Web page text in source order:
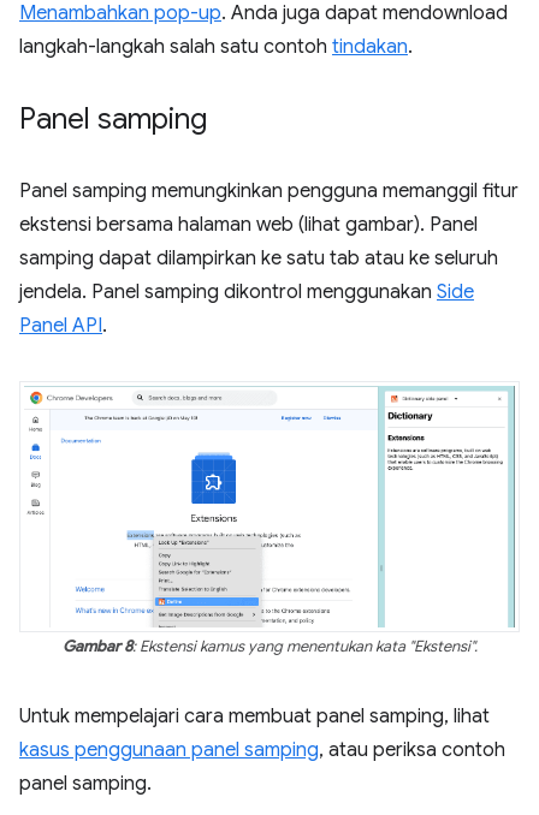
Menambahkan pop-up. Anda juga dapat mendownload
langkah-langkah salah satu contoh tindakan.
Panel samping
Panel samping memungkinkan pengguna memanggil fitur
ekstensi bersama halaman web (lihat gambar). Panel
samping dapat dilampirkan ke satu tab atau ke seluruh
jendela. Panel samping dikontrol menggunakan Side
Panel API.
Gambar 8: Ekstensi kamus yang menentukan kata "Ekstensi".
Untuk mempelajari cara membuat panel samping, lihat
kasus penggunaan panel samping, atau periksa contoh
panel samping.